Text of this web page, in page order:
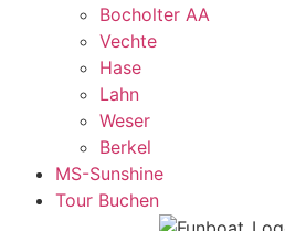
Bocholter AA
Vechte
Hase
Lahn
Weser
Berkel
MS-Sunshine
Tour Buchen